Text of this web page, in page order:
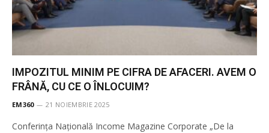
IMPOZITUL MINIM PE CIFRA DE AFACERI. AVEM O
FRÂNĂ, CU CE O ÎNLOCUIM?
EM360 21 NOIEMBRIE 2025
Conferința Națională Income Magazine Corporate „De la